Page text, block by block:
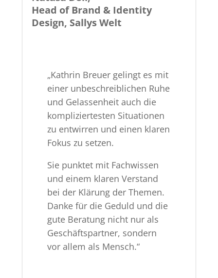
Head of Brand & Identity
Design, Sallys Welt
„Kathrin Breuer gelingt es mit
einer unbeschreiblichen Ruhe
und Gelassenheit auch die
kompliziertesten Situationen
zu entwirren und einen klaren
Fokus zu setzen.
Sie punktet mit Fachwissen
und einem klaren Verstand
bei der Klärung der Themen.
Danke für die Geduld und die
gute Beratung nicht nur als
Geschäftspartner, sondern
vor allem als Mensch.“